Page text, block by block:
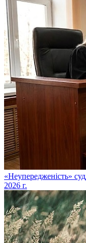
​«Неупередженість»
2026 г.